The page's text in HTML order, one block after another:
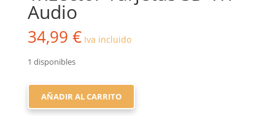
Audio
34,99 € Iva incluido
1 disponibles
DOCKING
AÑADIR AL CARRITO